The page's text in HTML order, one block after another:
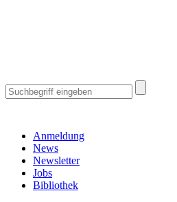
Anmeldung
News
Newsletter
Jobs
Bibliothek